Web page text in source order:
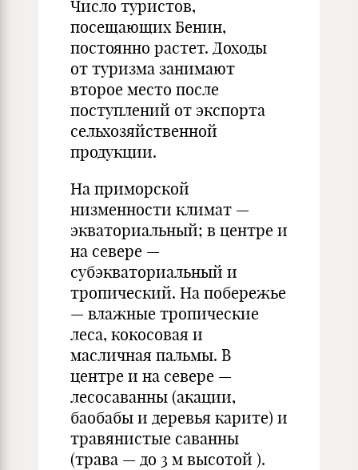
Число туристов,
посещающих Бенин,
постоянно растет. Доходы
от туризма занимают
второе место после
поступлений от экспорта
сельхозяйственной
продукции.
На приморской
низменности климат —
экваториальный; в центре и
на севере —
субэкваториальный и
тропический. На побережье
— влажные тропические
леса, кокосовая и
масличная пальмы. В
центре и на севере —
лесосаванны (акации,
баобабы и деревья карите) и
травянистые саванны
(трава — до 3 м высотой ).